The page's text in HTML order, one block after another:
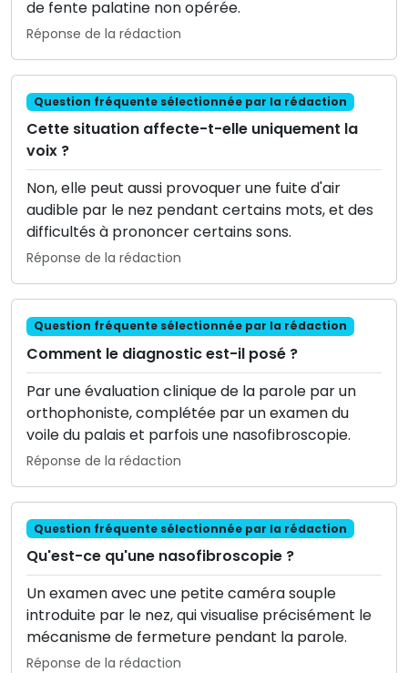
de fente palatine non opérée.
Réponse de la rédaction
Question fréquente sélectionnée par la rédaction
Cette situation affecte-t-elle uniquement la
voix ?
Non, elle peut aussi provoquer une fuite d'air
audible par le nez pendant certains mots, et des
difficultés à prononcer certains sons.
Réponse de la rédaction
Question fréquente sélectionnée par la rédaction
Comment le diagnostic est-il posé ?
Par une évaluation clinique de la parole par un
orthophoniste, complétée par un examen du
voile du palais et parfois une nasofibroscopie.
Réponse de la rédaction
Question fréquente sélectionnée par la rédaction
Qu'est-ce qu'une nasofibroscopie ?
Un examen avec une petite caméra souple
introduite par le nez, qui visualise précisément le
mécanisme de fermeture pendant la parole.
Réponse de la rédaction